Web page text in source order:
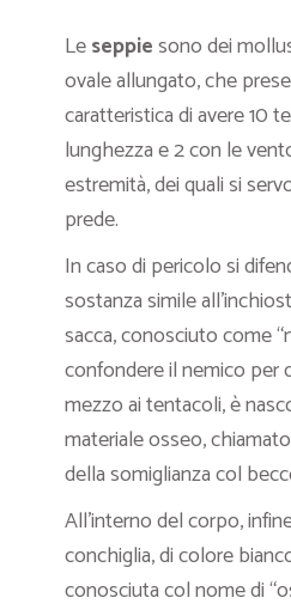
Leseppiesono dei
ovale allungato, che
caratteristica di avere 10
lunghezza e 2 con le
estremità, dei quali si
prede.
In caso di pericolo si
sostanza simile
sacca, conosciuto come
confondere il nemico per
mezzo ai tentacoli, è
materiale osseo,
della somiglianza col
All’interno del corpo,
conchiglia, di colore
conosciuta col nome di